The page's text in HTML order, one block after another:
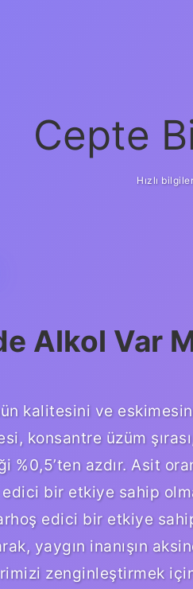
Cepte
Hızlı
Alkol Var
kalitesini ve
konsantre üzüm
azdır. Asit
bir etkiye sahip
edici bir etkiye
yaygın inanışın
zenginleştirmek